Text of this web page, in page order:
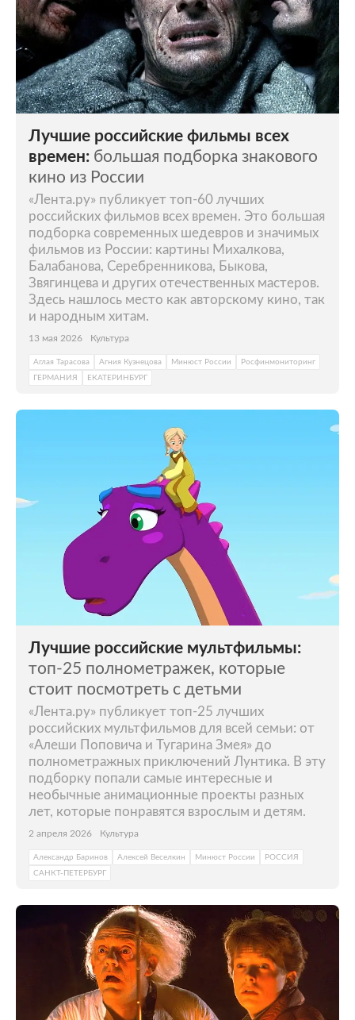
Лучшие российские фильмы всех
времен: большая подборка знакового
кино из России
«Лента.ру» публикует топ-60 лучших
российских фильмов всех времен. Это большая
подборка современных шедевров и значимых
фильмов из России: картины Михалкова,
Балабанова, Серебренникова, Быкова,
Звягинцева и других отечественных мастеров.
Здесь нашлось место как авторскому кино, так
и народным хитам.
13 мая 2026 Культура
Аглая Тарасова Агния Кузнецова Минюст России
Росфинмониторинг
ГЕРМАНИЯ
ЕКАТЕРИНБУРГ
Лучшие российские мультфильмы:
топ-25 полнометражек, которые
стоит посмотреть с детьми
«Лента.ру» публикует топ-25 лучших
российских мультфильмов для всей семьи: от
«Алеши Поповича и Тугарина Змея» до
полнометражных приключений Лунтика. В эту
подборку попали самые интересные и
необычные анимационные проекты разных
лет, которые понравятся взрослым и детям.
2 апреля 2026 Культура
Александр Баринов Алексей Веселкин Минюст России
РОССИЯ
САНКТ-ПЕТЕРБУРГ